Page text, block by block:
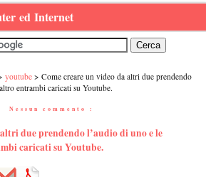
ed Internet
youtube
Come creare un video da altri due prendendo
entrambi caricati su Youtube.
Nessun commento :
due prendendo l’audio di uno e le
caricati su Youtube.